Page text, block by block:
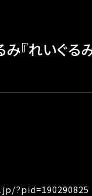
『れいぐる
?pid=190290825